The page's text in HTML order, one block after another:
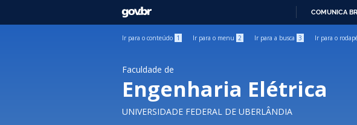
GOVBR
COMUNICA BR
Ir para o conteúdo 1 Ir para o menu 2 Ir para a busca 3 Ir para o
Faculdade de
Engenharia Elétrica
UNIVERSIDADE FEDERAL DE UBERLÂNDIA